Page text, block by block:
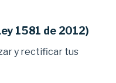
1581 de 2012)
y rectificar tus